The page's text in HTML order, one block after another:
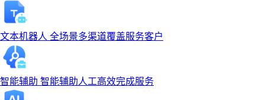
文本机器人 全场景多渠道覆盖服务客户
智能辅助 智能辅助人工高效完成服务